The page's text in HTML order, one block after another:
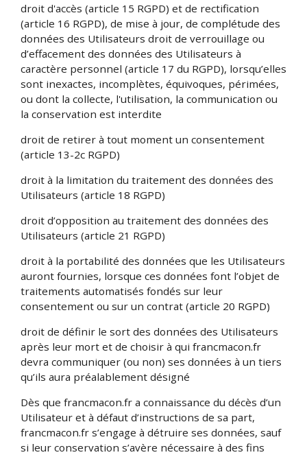
droit d'accès (article 15 RGPD) et de rectification
(article 16 RGPD), de mise à jour, de complétude des
données des Utilisateurs droit de verrouillage ou
d’effacement des données des Utilisateurs à
caractère personnel (article 17 du RGPD), lorsqu’elles
sont inexactes, incomplètes, équivoques, périmées,
ou dont la collecte, l'utilisation, la communication ou
la conservation est interdite
droit de retirer à tout moment un consentement
(article 13-2c RGPD)
droit à la limitation du traitement des données des
Utilisateurs (article 18 RGPD)
droit d’opposition au traitement des données des
Utilisateurs (article 21 RGPD)
droit à la portabilité des données que les Utilisateurs
auront fournies, lorsque ces données font l’objet de
traitements automatisés fondés sur leur
consentement ou sur un contrat (article 20 RGPD)
droit de définir le sort des données des Utilisateurs
après leur mort et de choisir à qui francmacon.fr
devra communiquer (ou non) ses données à un tiers
qu’ils aura préalablement désigné
Dès que francmacon.fr a connaissance du décès d’un
Utilisateur et à défaut d’instructions de sa part,
francmacon.fr s’engage à détruire ses données, sauf
si leur conservation s’avère nécessaire à des fins